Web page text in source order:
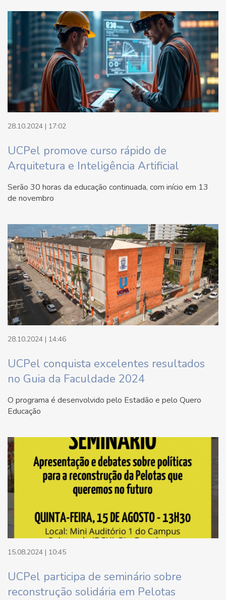
28.10.2024 | 17:02
UCPel promove curso rápido de
Arquitetura e Inteligência Artificial
Serão 30 horas da educação continuada, com início em 13
de novembro
28.10.2024 | 14:46
UCPel conquista excelentes resultados
no Guia da Faculdade 2024
O programa é desenvolvido pelo Estadão e pelo Quero
Educação
15.08.2024 | 10:45
UCPel participa de seminário sobre
reconstrução solidária em Pelotas